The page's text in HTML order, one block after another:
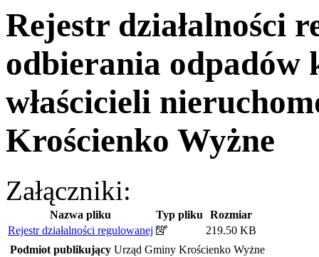
Rejestr działalności
odbierania odpadów
właścicieli
Krościenko Wyżne
Załączniki:
Nazwa pliku Typ pliku Rozmiar
Rejestr działalności regulowanej
219.50 KB
Podmiot publikujący Urząd Gminy Krościenko Wyżne